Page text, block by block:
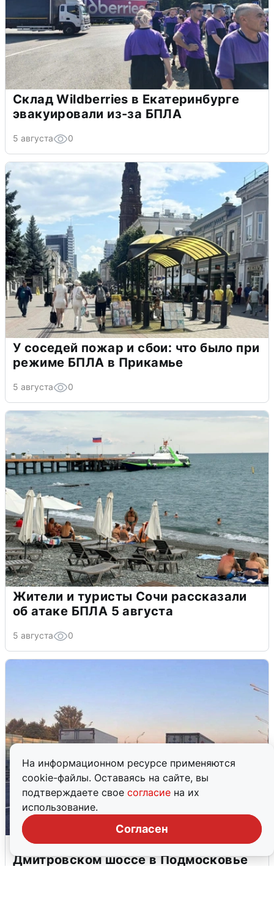
На информационном ресурсе применяются
cookie-файлы. Оставаясь на сайте, вы
подтверждаете свое согласие на их
использование.
Согласен
Склад Wildberries в Екатеринбурге
эвакуировали из-за БПЛА
5 августа 0
У соседей пожар и сбои: что было при
режиме БПЛА в Прикамье
5 августа 0
Жители и туристы Сочи рассказали
об атаке БПЛА 5 августа
5 августа 0
Пять машин столкнулись на
Дмитровском шоссе в Подмосковье